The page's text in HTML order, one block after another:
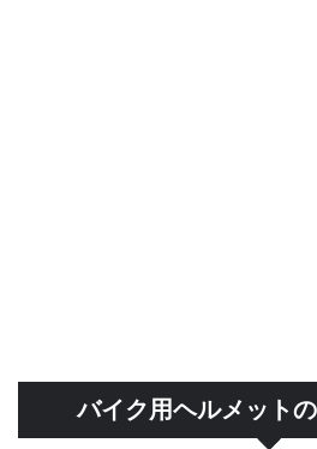
バイク用ヘルメット